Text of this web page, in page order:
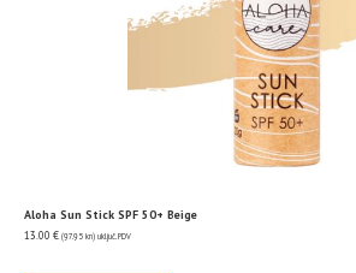
Aloha Sun Stick SPF 50+ Beige
13.00 € (97.95 kn) uključ. PDV